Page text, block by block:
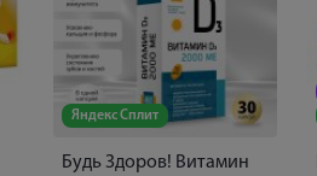
Яндекс Сплит
Будь Здоров! Витамин